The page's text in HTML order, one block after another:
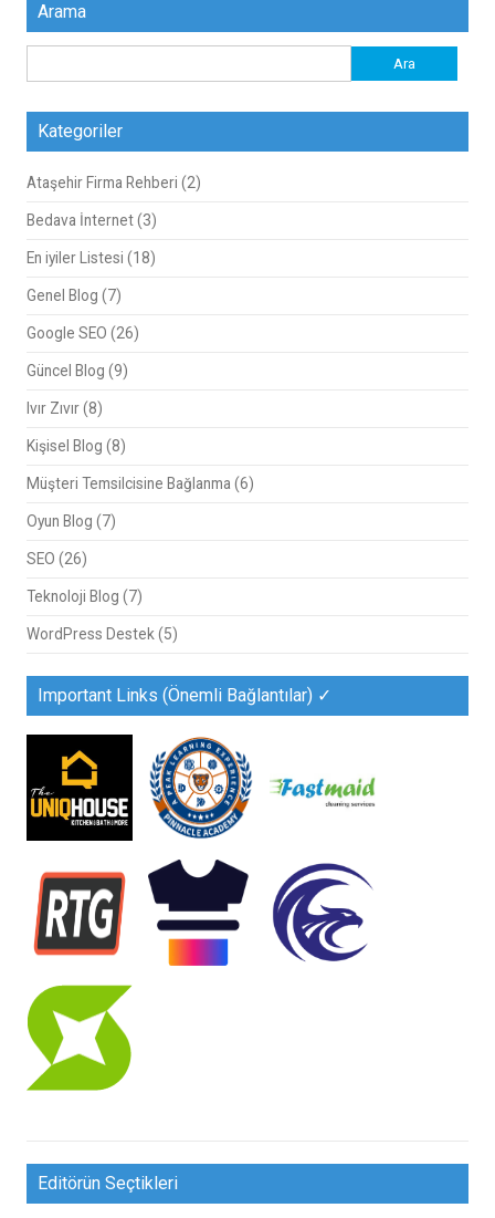
Arama
Kategoriler
Ataşehir Firma Rehberi (2)
Bedava İnternet(3)
En iyiler Listesi (18)
Genel Blog (7)
Google SEO (26)
Güncel Blog (9)
Ivır Zıvır(8)
Kişisel Blog (8)
Müşteri Temsilcisine Bağlanma (6)
Oyun Blog (7)
SEO (26)
Teknoloji Blog (7)
WordPress Destek (5)
Important Links (Önemli Bağlantılar) ✓
Editörün Seçtikleri